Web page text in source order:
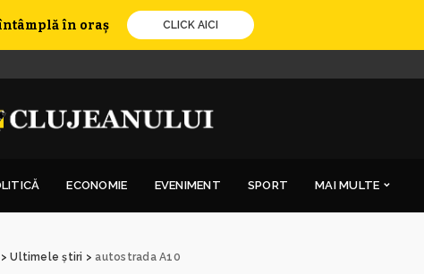
în oraș CLICK AICI
ECONOMIE EVENIMENT SPORT MAI MULTE
>Ultimele știri >autostrada A10